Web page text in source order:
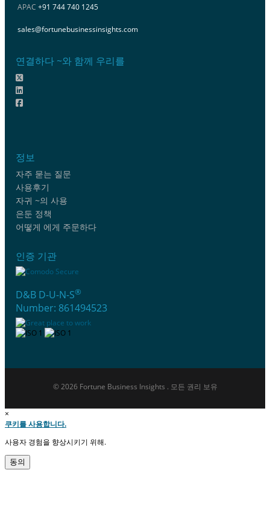
APAC +91 744 740 1245
sales@fortunebusinessinsights.com
연결하다 ~와 함께 우리를
정보
자주 묻는 질문
사용후기
자귀 ~의 사용
은둔 정책
어떻게 에게 주문하다
인증 기관
D&B D-U-N-S®
Number: 861494523
© 2026 Fortune Business Insights . 모든 권리 보유
×
쿠키를 사용합니다.
사용자 경험을 향상시키기 위해.
동의